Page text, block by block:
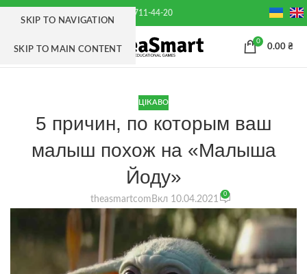
SKIP TO NAVIGATION
SKIP TO MAIN CONTENT
+38(063) 711-44-20
МЕНЮ
0
0.00 ₴
ЦІКАВО
5 причин, по которым ваш
малыш похож на «Малыша
Йоду»
theasmartcom Вкл 10.04.2021
0